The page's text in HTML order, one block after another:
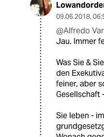
09.06.2018,
@Alfredo
Jau. Immer
Was Sie &
den
feiner, aber
Gesellschaft
Sie leben -